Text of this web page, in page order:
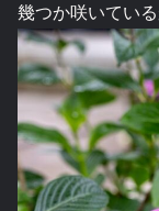
幾つか咲いてい